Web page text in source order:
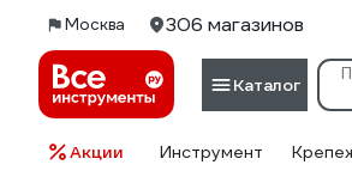
Москва 306 магазинов
Каталог
Акции Инструмент